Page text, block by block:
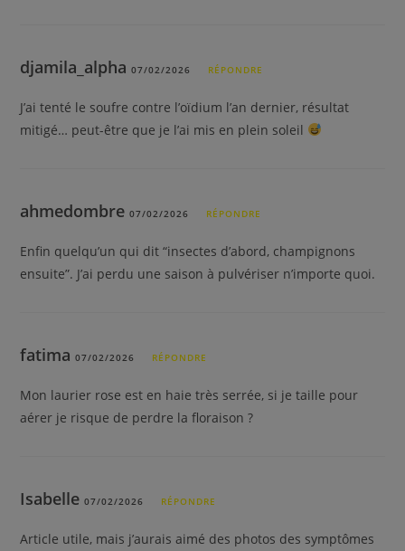
djamila_alpha07/02/2026 RÉPONDRE
J’ai tenté le soufre contre l’oïdium l’an dernier, résultat
mitigé… peut-être que je l’ai mis en plein soleil
ahmedombre07/02/2026 RÉPONDRE
Enfin quelqu’un qui dit “insectes d’abord, champignons
ensuite”. J’ai perdu une saison à pulvériser n’importe quoi.
fatima07/02/2026 RÉPONDRE
Mon laurier rose est en haie très serrée, si je taille pour
aérer je risque de perdre la floraison ?
Isabelle07/02/2026 RÉPONDRE
Article utile, mais j’aurais aimé des photos des symptômes